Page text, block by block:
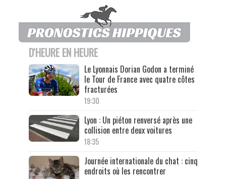
D'HEURE EN HEURE
Le Lyonnais Dorian Godon a terminé
le Tour de France avec quatre côtes
fracturées
19:30
Lyon : Un piéton renversé après une
collision entre deux voitures
18:35
Journée internationale du chat : cinq
endroits où les rencontrer